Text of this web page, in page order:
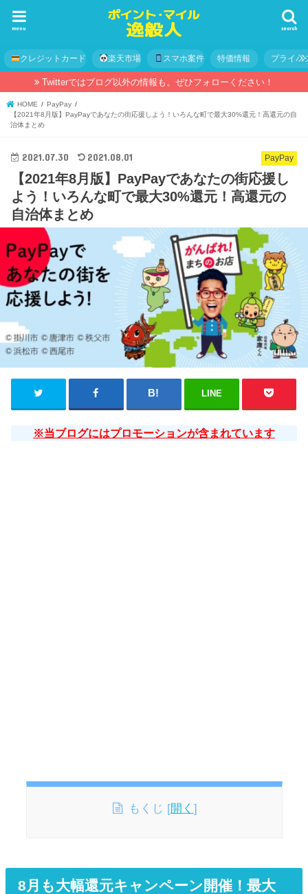
search
menu
クレジットカード 楽天市場 スマホ案件 特価情報 プライバ
Twitterではブログ以外の情報も。ぜひフォローください！
HOME
PayPay
【2021年8月版】PayPayであなたの街応援しよう！いろんな町で最大30%還元！高還元の自
治体まとめ
PayPay
2021.07.30 2021.08.01
【2021年8月版】PayPayであなたの街応援し
よう！いろんな町で最大30%還元！高還元の
自治体まとめ
LINE
※当ブログにはプロモーションが含まれています
もくじ [開く ]
8月も大幅還元キャンペーン開催！最大